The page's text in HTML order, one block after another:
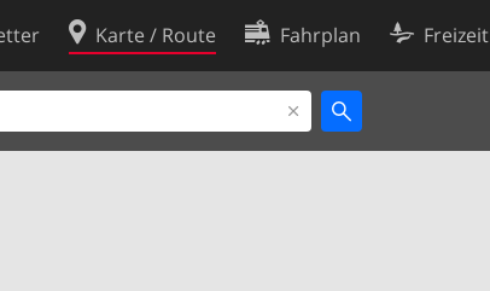
Karte / Route Fahrplan Freizeit
Cookie-Richtlinie
Cookie-Einstellungen